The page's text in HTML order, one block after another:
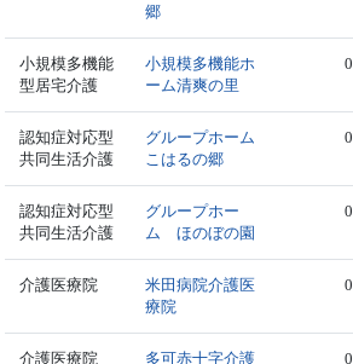
郷
小規模多機能
型居宅介護
小規模多機能ホ
ーム清爽の里
0
認知症対応型
共同生活介護
グループホーム
こはるの郷
0
認知症対応型
共同生活介護
グループホー
ム ほのぼの園
0
介護医療院
米田病院介護医
療院
0
介護医療院 多可赤十字介護 0